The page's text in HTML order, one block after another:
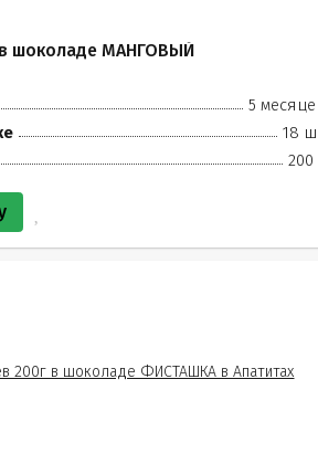
шоколаде МАНГОВЫЙ
5
18
200